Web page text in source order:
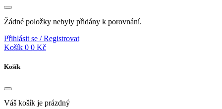
Žádné položky nebyly přidány k porovnání.
Přihlásit se / Registrovat
Košík 0 0 Kč
Košík
Váš košík je prázdný